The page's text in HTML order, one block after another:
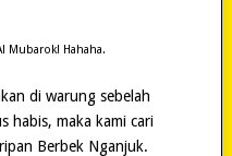
Mubarok! Hahaha.
di warung sebelah
habis, maka kami cari
Berbek Nganjuk.